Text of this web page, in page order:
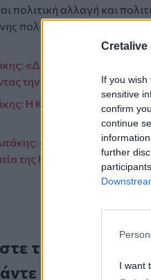
Cretalive
If you
sensitive
confirm
continue
further
I want
πολιτική αλλαγή και
πολιτικής.
«Δεν μπορώ να
την παράταξη που του
Η Καρυστιανού που δεν
«Η ναυτιλία, η
της Κορέας»
το Cretalive στο
εγγραφή στο